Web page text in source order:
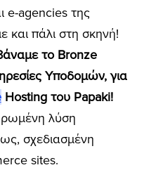
e-agencies της
και πάλι στη σκηνή!
το Βronze
Υποδομών, για
Hosting του Papaki!
λύση
σχεδιασμένη
sites.